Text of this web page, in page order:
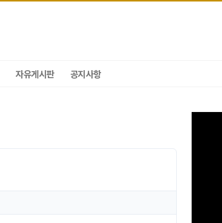
자유게시판 공지사항